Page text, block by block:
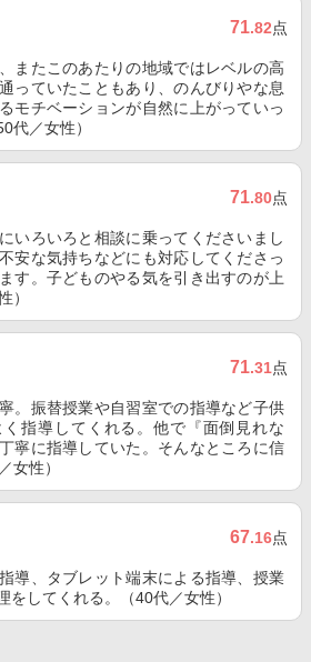
71.82点
またこのあたりの地域ではレベルの高
っていたこともあり、のんびりやな息
モチベーションが自然に上がっていっ
代／女性）
71.80点
いろいろと相談に乗ってくださいまし
安な気持ちなどにも対応してくださっ
す。子どものやる気を引き出すのが上
）
71.31点
。振替授業や自習室での指導など子供
指導してくれる。他で『面倒見れな
寧に指導していた。そんなところに信
女性）
67.16点
導、タブレット端末による指導、授業
をしてくれる。（40代／女性）